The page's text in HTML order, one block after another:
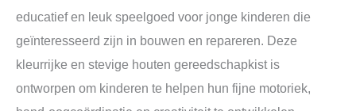
educatief en leuk speelgoed voor jonge kinderen die
geïnteresseerd zijn in bouwen en repareren. Deze
kleurrijke en stevige houten gereedschapkist is
ontworpen om kinderen te helpen hun fijne motoriek,